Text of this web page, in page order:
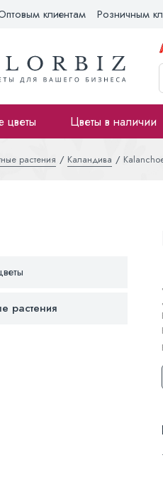
клиентам Розничным
цветы Цветы в наличии
растения Каландива
растения